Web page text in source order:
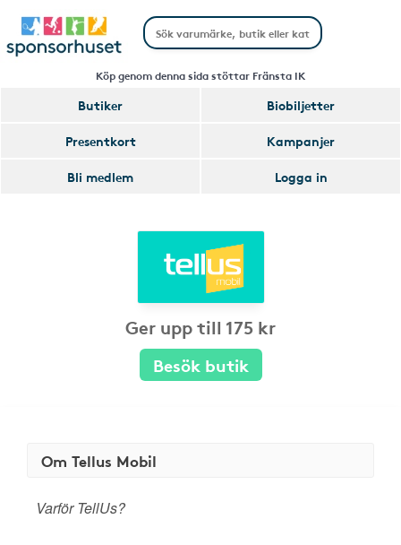
Köp genom denna sida stöttar Fränsta IK
Butiker
Biobiljetter
Presentkort
Kampanjer
Bli medlem
Logga in
Ger upp till 175 kr
Besök butik
Om Tellus Mobil
Varför TellUs?